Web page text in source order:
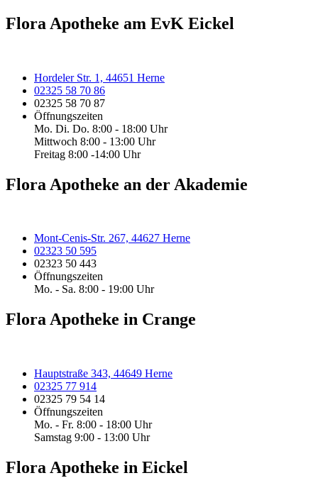
Flora Apotheke am EvK Eickel
Hordeler Str. 1, 44651 Herne
02325 58 70 86
02325 58 70 87
Öffnungszeiten
Mo. Di. Do. 8:00 - 18:00 Uhr
Mittwoch 8:00 - 13:00 Uhr
Freitag 8:00 -14:00 Uhr
Flora Apotheke an der Akademie
Mont-Cenis-Str. 267, 44627 Herne
02323 50 595
02323 50 443
Öffnungszeiten
Mo. - Sa. 8:00 - 19:00 Uhr
Flora Apotheke in Crange
Hauptstraße 343, 44649 Herne
02325 77 914
02325 79 54 14
Öffnungszeiten
Mo. - Fr. 8:00 - 18:00 Uhr
Samstag 9:00 - 13:00 Uhr
Flora Apotheke in Eickel